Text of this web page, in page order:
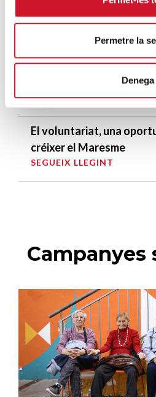
Permetre la
Denega
4.100 persones en el
extraordinari de
La campana que canvia
SEGUEIX LLEGINT
El voluntariat, una
créixer el Maresme
SEGUEIX LLEGINT
Campanyes